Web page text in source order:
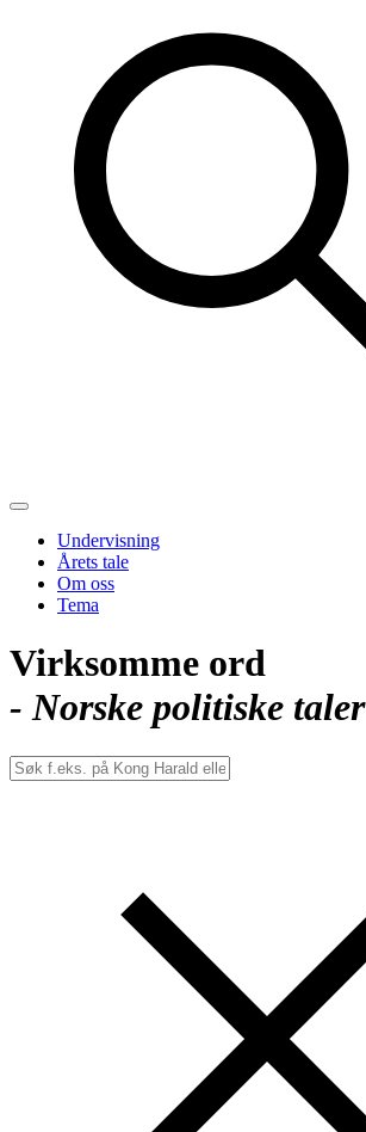
Undervisning
Årets tale
Om oss
Tema
Virksomme ord
- Norske politiske taler